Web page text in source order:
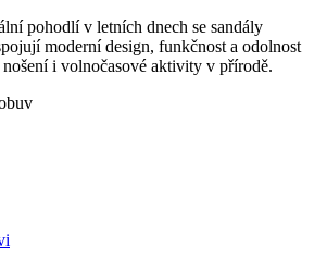
pohodlí v letních dnech se sandály
moderní design, funkčnost a odolnost
i volnočasové aktivity v přírodě.